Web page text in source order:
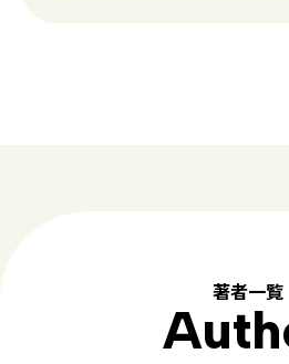
著者一覧